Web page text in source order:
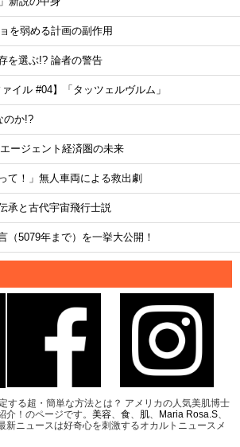
を弱める計画の副作用
を選ぶ!? 論者の警告
イル #04】「タッツェルヴルム」
のか!?
ージェント経済圏の未来
て！」無人車両による救出劇
承と古代宇宙飛行士説
（5079年まで）を一挙大公開！
する超・簡単な方法とは？ アメリカの人気美肌博士
介！のページです。 美容 食 肌 Maria Rosa.S
新ニュースは好奇心を刺激するオカルトニュースメ